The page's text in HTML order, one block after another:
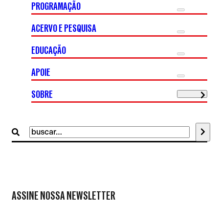
Buscar
por:
PROGRAMAÇÃO
ACERVO E PESQUISA
EDUCAÇÃO
APOIE
SOBRE
ASSINE NOSSA NEWSLETTER